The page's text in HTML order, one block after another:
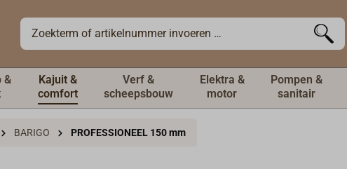
&
Kajuit &
comfort
Verf &
scheepsbouw
Elektra &
motor
Pompen &
sanitair
BARIGO PROFESSIONEEL 150 mm